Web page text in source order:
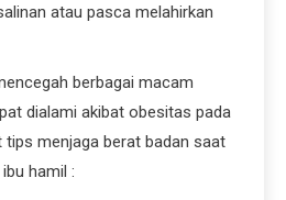
atau pasca melahirkan
berbagai macam
dialami akibat obesitas pada
tips menjaga berat badan saat
hamil :